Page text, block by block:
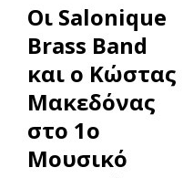
Οι Salonique
Brass Band
και ο Κώστας
Μακεδόνας
στο 1ο
Μουσικό